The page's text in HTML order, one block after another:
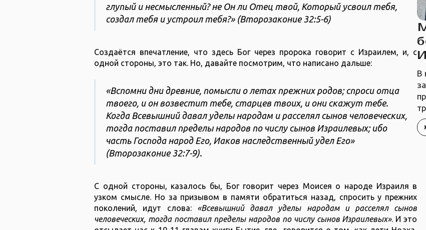
глупый и несмысленный? не Он ли Отец твой, Который усвоил тебя,
создал тебя и устроил тебя?» (Второзаконие 32:5-6)
Создаётся впечатление, что здесь Бог через пророка говорит с Израилем, и, с
одной стороны, это так. Но, давайте посмотрим, что написано дальше:
«Вспомни дни древние, помысли о летах прежних родов; спроси отца
твоего, и он возвестит тебе, старцев твоих, и они скажут тебе.
Когда Всевышний давал уделы народам и расселял сынов человеческих,
тогда поставил пределы народов по числу сынов Израилевых; ибо
часть Господа народ Его, Иаков наследственный удел Его»
(Второзаконие 32:7-9).
С одной стороны, казалось бы, Бог говорит через Моисея о народе Израиля в
узком смысле. Но за призывом в памяти обратиться назад, спросить у прежних
поколений, идут слова: «Всевышний давал уделы народам и расселял сынов
человеческих, тогда поставил пределы народов по числу сынов Израилевых». И это
В